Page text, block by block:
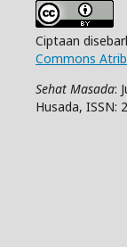
Ciptaan
Commons
Sehat Masada:
Husada, ISSN: